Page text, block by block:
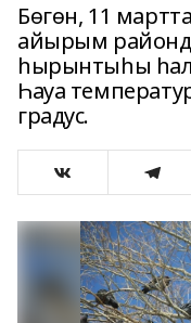
Бөгөн, 11
айырым
һырынтыһы
Һауа
градус.